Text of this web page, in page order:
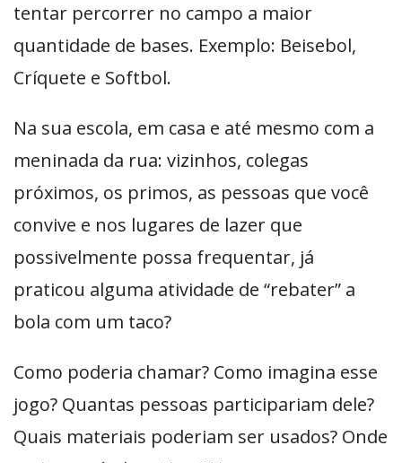
tentar percorrer no campo a maior
quantidade de bases. Exemplo: Beisebol,
Críquete e Softbol.
Na sua escola, em casa e até mesmo com a
meninada da rua: vizinhos, colegas
próximos, os primos, as pessoas que você
convive e nos lugares de lazer que
possivelmente possa frequentar, já
praticou alguma atividade de “rebater” a
bola com um taco?
Como poderia chamar? Como imagina esse
jogo? Quantas pessoas participariam dele?
Quais materiais poderiam ser usados? Onde